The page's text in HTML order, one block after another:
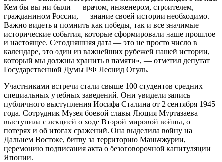
Кем бы вы ни были — врачом, инженером, строителем,
гражданином России, — знание своей истории необходимо.
Важно видеть и помнить как победы, так и все значимые
исторические события, которые сформировали наше прошлое
и настоящее. Сегодняшняя дата — это не просто число в
календаре, это один из важнейших рубежей нашей истории,
который мы должны хранить в памяти», — отметил депутат
Государственной Думы РФ Леонид Огуль.
Участниками встречи стали свыше 100 студентов средних
специальных учебных заведений. Они увидели запись
публичного выступления Иосифа Сталина от 2 сентября 1945
года. Сотрудник Музея боевой славы Люция Муртазаева
выступила с лекцией о ходе Второй мировой войны, о
потерях и об итогах сражений. Она выделила войну на
Дальнем Востоке, битву за территорию Маньчжурии,
церемонию подписания акта о безоговорочной капитуляции
Японии.